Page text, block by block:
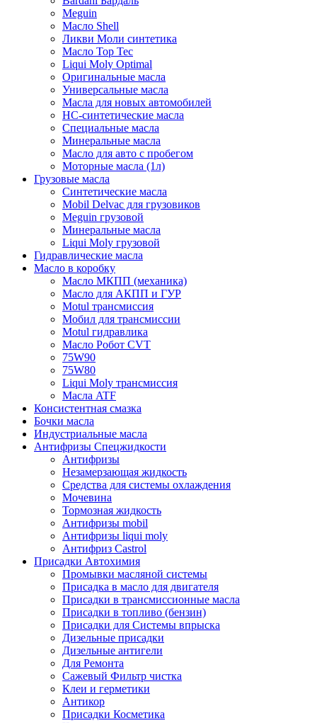
Meguin
Масло Shell
Ликви Моли синтетика
Масло Top Tec
Liqui Moly Optimal
Оригинальные масла
Универсальные масла
Масла для новых автомобилей
HC-синтетические масла
Специальные масла
Минеральные масла
Масло для авто с пробегом
Моторные масла (1л)
Грузовые масла
Синтетические масла
Mobil Delvac для грузовиков
Meguin грузовой
Минеральные масла
Liqui Moly грузовой
Гидравлические масла
Масло в коробку
Масло МКПП (механика)
Масло для АКПП и ГУР
Motul трансмиссия
Мобил для трансмиссии
Motul гидравлика
Масло Робот CVT
75W90
75W80
Liqui Moly трансмиссия
Масла ATF
Консистентная смазка
Бочки масла
Индустриальные масла
Антифризы Спецжидкости
Антифризы
Незамерзающая жидкость
Средства для системы охлаждения
Мочевина
Тормозная жидкость
Антифризы mobil
Антифризы liqui moly
Антифриз Castrol
Присадки Автохимия
Промывки масляной системы
Присадка в масло для двигателя
Присадки в трансмиссионные масла
Присадки в топливо (бензин)
Присадки для Системы впрыска
Дизельные присадки
Дизельные антигели
Для Ремонта
Сажевый Фильтр чистка
Клеи и герметики
Антикор
Присадки Косметика